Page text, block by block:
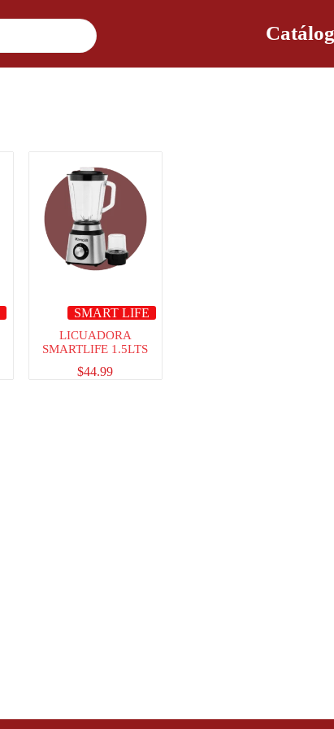
SMART LIFE
LICUADORA
SMARTLIFE 1.5LTS
$44.99